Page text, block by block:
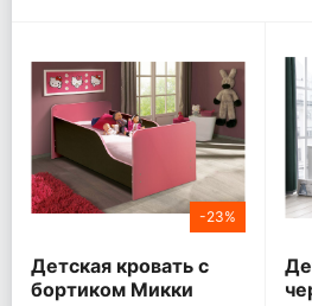
-23%
Детская кровать с
бортиком Микки